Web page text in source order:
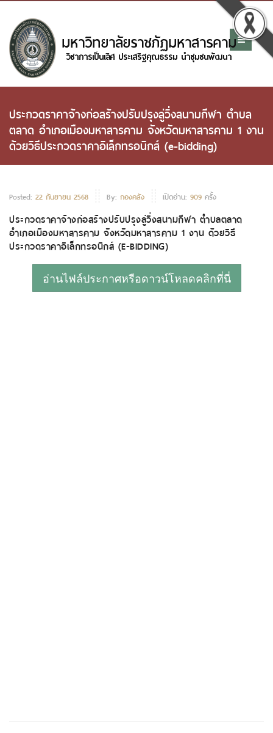
ประกวดราคาจ้างก่อสร้างปรับปรุงลู่วิ่งสนามกีฬา ตำบล
ตลาด อำเภอเมืองมหาสารคาม จังหวัดมหาสารคาม 1 งาน
ด้วยวิธีประกวดราคาอิเล็กทรอนิกส์ (e-bidding)
Posted: 22 กันยายน 2568 By: กองคลัง เปิดอ่าน: 909 ครั้ง
ประกวดราคาจ้างก่อสร้างปรับปรุงลู่วิ่งสนามกีฬา ตำบลตลาด
อำเภอเมืองมหาสารคาม จังหวัดมหาสารคาม 1 งาน ด้วยวิธี
ประกวดราคาอิเล็กทรอนิกส์ (E-BIDDING)
อ่านไฟล์ประกาศหรือดาวน์โหลดคลิกที่นี่